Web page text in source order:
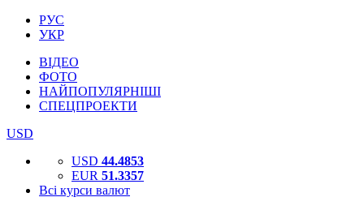
РУС
УКР
ВІДЕО
ФОТО
НАЙПОПУЛЯРНІШІ
СПЕЦПРОЕКТИ
USD
USD 44.4853
EUR 51.3357
Всі курси валют